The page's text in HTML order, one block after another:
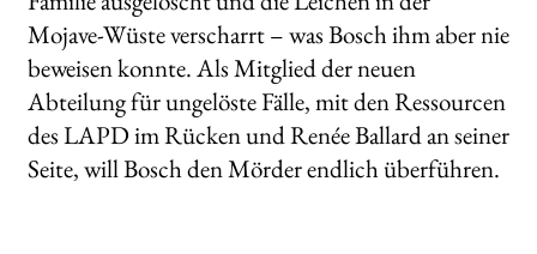
Mojave-­Wüste verscharrt – was Bosch ihm aber nie
beweisen konnte. Als Mitglied der neuen
Abteilung für ungelöste Fälle, mit den Ressourcen
des LAPD im Rücken und Renée Ballard an seiner
Seite, will Bosch den Mörder endlich überführen.